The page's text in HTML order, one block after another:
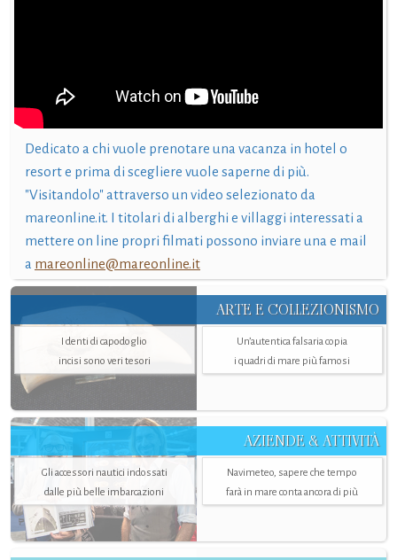
Dedicato a chi vuole prenotare una vacanza in hotel o
resort e prima di scegliere vuole saperne di più.
"Visitandolo" attraverso un video selezionato da
mareonline.it. I titolari di alberghi e villaggi interessati a
mettere on line propri filmati possono inviare una e mail
a mareonline@mareonline.it
ARTE E COLLEZIONISMO
I denti di capodoglio
incisi sono veri tesori
Un’autentica falsaria copia
i quadri di mare più famosi
AZIENDE & ATTIVITÀ
Gli accessori nautici indossati
dalle più belle imbarcazioni
Navimeteo, sapere che tempo
farà in mare conta ancora di più